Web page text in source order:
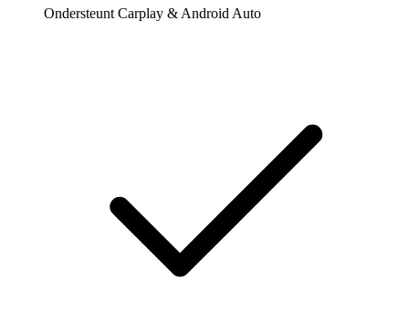
Ondersteunt Carplay & Android Auto